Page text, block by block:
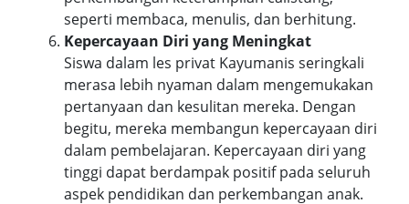
seperti membaca, menulis, dan berhitung.
Kepercayaan Diri yang Meningkat
Siswa dalam les privat Kayumanis seringkali
merasa lebih nyaman dalam mengemukakan
pertanyaan dan kesulitan mereka. Dengan
begitu, mereka membangun kepercayaan diri
dalam pembelajaran. Kepercayaan diri yang
tinggi dapat berdampak positif pada seluruh
aspek pendidikan dan perkembangan anak.